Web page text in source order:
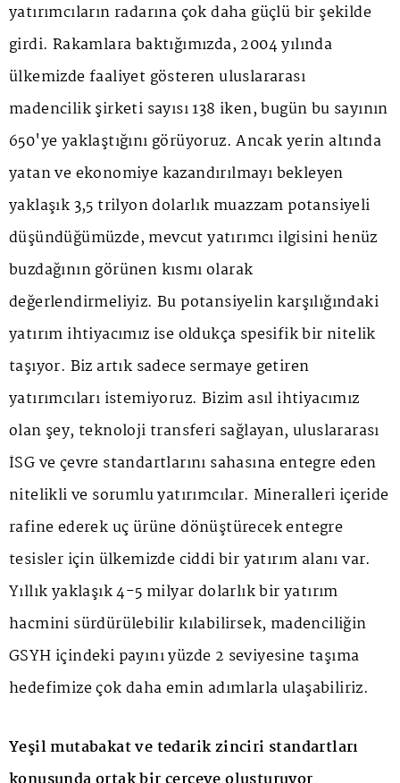
yatırımcıların radarına çok daha güçlü bir şekilde
girdi. Rakamlara baktığımızda, 2004 yılında
ülkemizde faaliyet gösteren uluslararası
madencilik şirketi sayısı 138 iken, bugün bu sayının
650'ye yaklaştığını görüyoruz. Ancak yerin altında
yatan ve ekonomiye kazandırılmayı bekleyen
yaklaşık 3,5 trilyon dolarlık muazzam potansiyeli
düşündüğümüzde, mevcut yatırımcı ilgisini henüz
buzdağının görünen kısmı olarak
değerlendirmeliyiz. Bu potansiyelin karşılığındaki
yatırım ihtiyacımız ise oldukça spesifik bir nitelik
taşıyor. Biz artık sadece sermaye getiren
yatırımcıları istemiyoruz. Bizim asıl ihtiyacımız
olan şey, teknoloji transferi sağlayan, uluslararası
İSG ve çevre standartlarını sahasına entegre eden
nitelikli ve sorumlu yatırımcılar. Mineralleri içeride
rafine ederek uç ürüne dönüştürecek entegre
tesisler için ülkemizde ciddi bir yatırım alanı var.
Yıllık yaklaşık 4-5 milyar dolarlık bir yatırım
hacmini sürdürülebilir kılabilirsek, madenciliğin
GSYH içindeki payını yüzde 2 seviyesine taşıma
hedefimize çok daha emin adımlarla ulaşabiliriz.
Yeşil mutabakat ve tedarik zinciri standartları